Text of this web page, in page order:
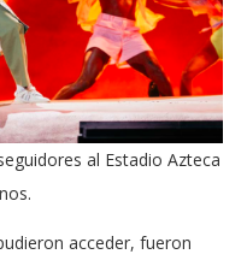
al Estadio Azteca
acceder, fueron